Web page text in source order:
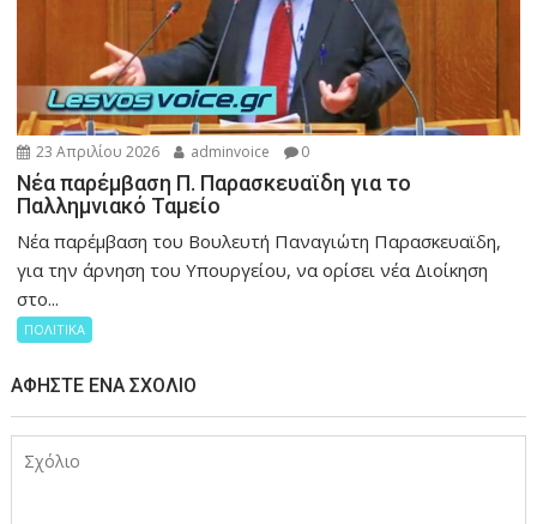
23 Απριλίου 2026 adminvoice 0
Νέα παρέμβαση Π. Παρασκευαϊδη για το
Παλλημνιακό Ταμείο
Νέα παρέμβαση του Βουλευτή Παναγιώτη Παρασκευαϊδη,
για την άρνηση του Υπουργείου, να ορίσει νέα Διοίκηση
στο...
ΠΟΛΙΤΙΚΑ
ΑΦΉΣΤΕ ΈΝΑ ΣΧΌΛΙΟ